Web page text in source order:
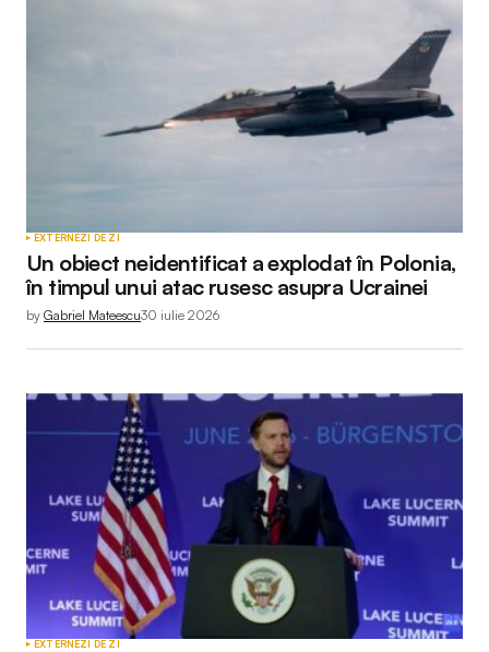
EXTERNEZI DE ZI
Un obiect neidentificat a explodat în Polonia,
în timpul unui atac rusesc asupra Ucrainei
by Gabriel Mateescu30 iulie 2026
EXTERNEZI DE ZI